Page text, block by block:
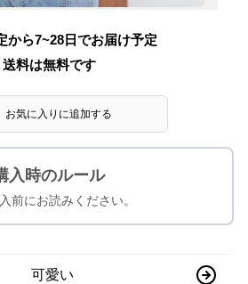
から7~28日でお届け予定
送料は無料です
お気に入りに追加する
入時のルール
前にお読みください。
可愛い